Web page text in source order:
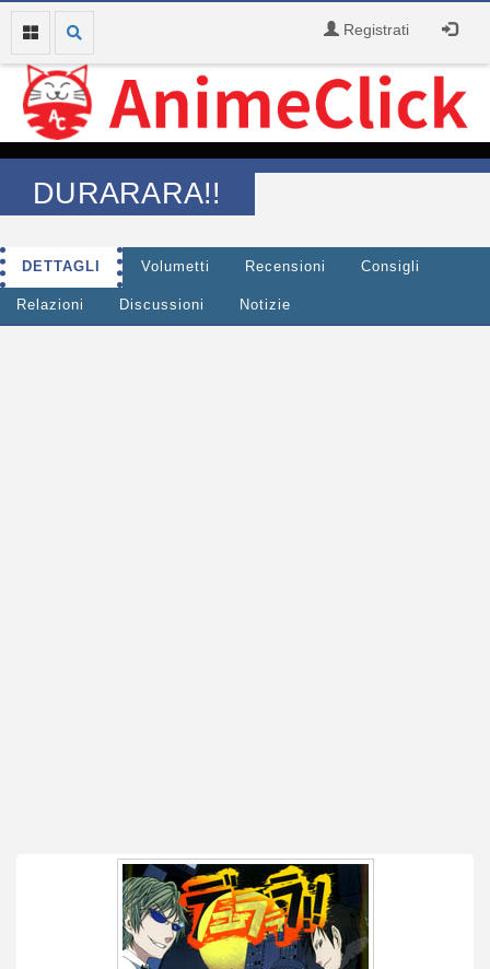
Registrati
DURARARA!!
DETTAGLI Volumetti Recensioni Consigli
Relazioni Discussioni Notizie